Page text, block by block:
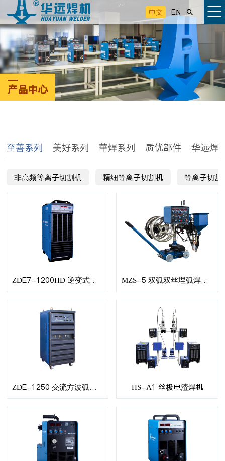
中文 EN 
产品中心
至善系列 美好系列 華焊系列 质优部件 华远焊
非高频等离子切割机 精细等离子切割机 等离子切割
ZDE7-1200HD 逆变式交直流弧焊电源 MZS-5 双弧双丝埋弧焊小车
ZDE-1250 交流方波弧焊电源 HS-A1 丝极电渣焊机